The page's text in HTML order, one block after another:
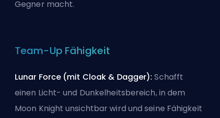
Gegner macht.
Team-Up Fähigkeit
Lunar Force (mit Cloak & Dagger):Schafft
einen Licht- und Dunkelheitsbereich, in dem
Moon Knight unsichtbar wird und seine Fähigkeit